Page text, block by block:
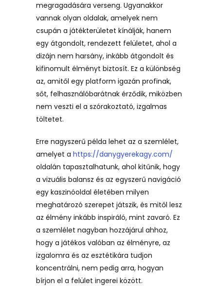
megragadására verseng. Ugyanakkor
vannak olyan oldalak, amelyek nem
csupán a játékterületet kínálják, hanem
egy átgondolt, rendezett felületet, ahol a
dizájn nem harsány, inkább átgondolt és
kifinomult élményt biztosít. Ez a különbség
az, amitől egy platform igazán profinak,
sőt, felhasználóbarátnak érződik, miközben
nem veszti el a szórakoztató, izgalmas
töltetet.
Erre nagyszerű példa lehet az a szemlélet,
amelyet a https://danygyerekagy.com/
oldalán tapasztalhatunk, ahol kitűnik, hogy
a vizuális balansz és az egyszerű navigáció
egy kaszinóoldal életében milyen
meghatározó szerepet játszik, és mitől lesz
az élmény inkább inspiráló, mint zavaró. Ez
a szemlélet nagyban hozzájárul ahhoz,
hogy a játékos valóban az élményre, az
izgalomra és az esztétikára tudjon
koncentrálni, nem pedig arra, hogyan
bírjon el a felület ingerei között.